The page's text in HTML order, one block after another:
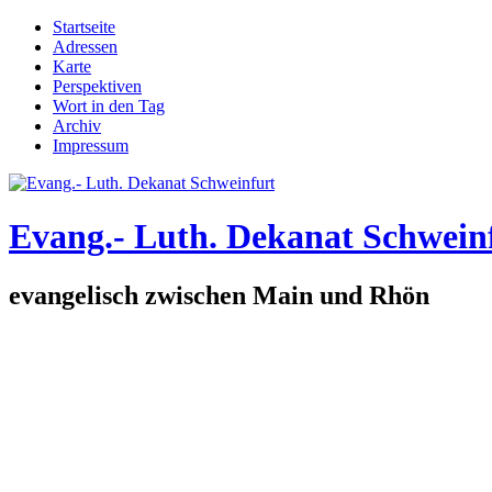
Direkt zum Inhalt
Hauptmenü
Startseite
Adressen
Karte
Perspektiven
Wort in den Tag
Archiv
Impressum
Evang.- Luth. Dekanat
evangelisch zwischen Main und Rhön